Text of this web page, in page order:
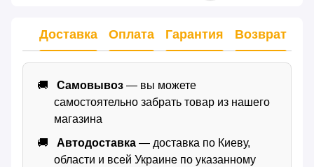
Доставка Оплата Гарантия Возврат
Самовывоз — вы можете
самостоятельно забрать товар из нашего
магазина
Автодоставка — доставка по Киеву,
области и всей Украине по указанному